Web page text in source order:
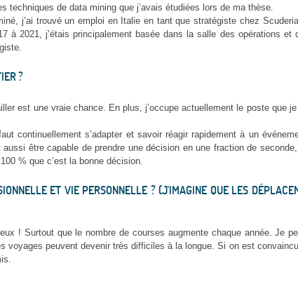
techniques de data mining que j’avais étudiées lors de ma thèse.
j’ai trouvé un emploi en Italie en tant que stratégiste chez
à 2021, j’étais principalement basée dans la salle des opérations et
?
est une vraie chance. En plus, j’occupe actuellement le poste que
continuellement s’adapter et savoir réagir rapidement à un
être capable de prendre une décision en une fraction de
% que c’est la bonne décision.
ET VIE PERSONNELLE ? (J'IMAGINE QUE LES
! Surtout que le nombre de courses augmente chaque année. Je
voyages peuvent devenir très difficiles à la longue. Si on est